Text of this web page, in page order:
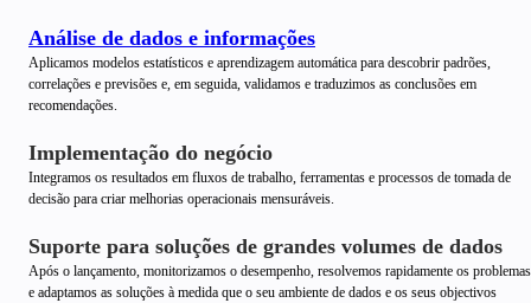
Análise de dados e informações
Aplicamos modelos estatísticos e aprendizagem automática para descobrir padrões,
correlações e previsões e, em seguida, validamos e traduzimos as conclusões em
recomendações.
Implementação do negócio
Integramos os resultados em fluxos de trabalho, ferramentas e processos de tomada de
decisão para criar melhorias operacionais mensuráveis.
Suporte para soluções de grandes volumes de dados
Após o lançamento, monitorizamos o desempenho, resolvemos rapidamente os problemas
e adaptamos as soluções à medida que o seu ambiente de dados e os seus objectivos